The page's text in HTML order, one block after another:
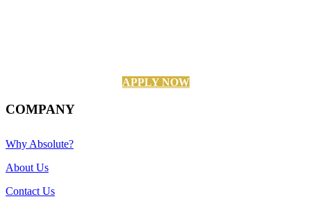
APPLY NOW
COMPANY
Why Absolute?
About Us
Contact Us